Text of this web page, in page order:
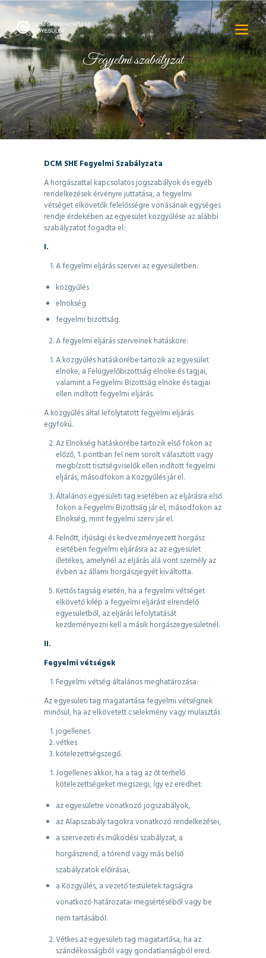
Fegyelmi szabályzat
DCM SHE Fegyelmi Szabályzata
A horgászattal kapcsolatos jogszabályok és egyéb
rendelkezések érvényre juttatása, a fegyelmi
vétséget elkövetők felelősségre vonásának egységes
rendje érdekében az egyesület közgyűlése az alábbi
szabályzatot fogadta el:
I.
A fegyelmi eljárás szervei az egyesületben:
közgyűlés
elnökség
fegyelmi bizottság.
A fegyelmi eljárás szerveinek hatásköre:
A közgyűlés hatáskörébe tartozik az egyesület
elnöke, a Felügyelőbizottság elnöke és tagjai,
valamint a Fegyelmi Bizottság elnöke és tagjai
ellen indított fegyelmi eljárás.
A közgyűlés által lefolytatott fegyelmi eljárás
egyfokú.
Az Elnökség hatáskörébe tartozik első fokon az
előző, 1. pontban fel nem sorolt választott vagy
megbízott tisztségviselők ellen indított fegyelmi
eljárás, másodfokon a Közgyűlés jár el.
Általános egyesületi tag esetében az eljárásra első
fokon a Fegyelmi Bizottság jár el, másodfokon az
Elnökség, mint fegyelmi szerv jár el.
Felnőtt, ifjúsági és kedvezményezett horgász
esetében fegyelmi eljárásra az az egyesület
illetékes, amelynél az eljárás alá vont személy az
évben az állami horgászjegyét kiváltotta.
Kettős tagság esetén, ha a fegyelmi vétséget
elkövető kilép a fegyelmi eljárást elrendelő
egyesületből, az eljárás lefolytatását
kezdeményezni kell a másik horgászegyesületnél.
II.
Fegyelmi vétségek
Fegyelmi vétség általános meghatározása:
Az egyesületi tag magatartása fegyelmi vétségnek
minősül, ha az elkövetett cselekmény vagy mulasztás
jogellenes
vétkes
kötelezettségszegő.
Jogellenes akkor, ha a tag az őt terhelő
kötelezettségeket megszegi, így ez eredhet:
az egyesületre vonatkozó jogszabályok,
az Alapszabály tagokra vonatkozó rendelkezései,
a szervezeti és működési szabályzat, a
horgászrend, a tórend vagy más belső
szabályzatok előírásai,
a Közgyűlés, a vezető testületek tagságra
vonatkozó határozatai megsértéséből vagy be
nem tartásából.
Vétkes az egyesületi tag magatartása, ha az
szándékosságból vagy gondatlanságból ered.